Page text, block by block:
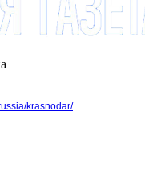
krasnodar/